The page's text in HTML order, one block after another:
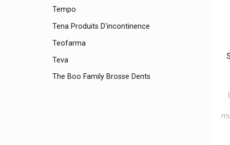
Tempo
Tena Produits D'incontinence
Teofarma
Teva
The Boo Family Brosse Dents